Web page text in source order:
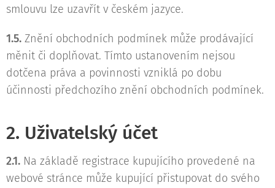
smlouvu lze uzavřít v českém jazyce.
1.5. Znění obchodních podmínek může prodávající
měnit či doplňovat. Tímto ustanovením nejsou
dotčena práva a povinnosti vzniklá po dobu
účinnosti předchozího znění obchodních podmínek.
2. Uživatelský účet
2.1. Na základě registrace kupujícího provedené na
webové stránce může kupující přistupovat do svého